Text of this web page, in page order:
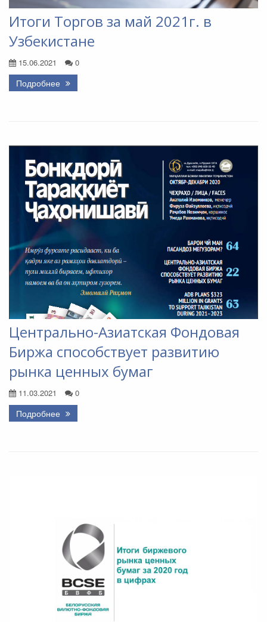
Итоги Торгов за май 2021г. в
Узбекистане
15.06.2021 0
Подробнее
Центрально-Азиатская Фондовая
Биржа способствует развитию
рынка ценных бумаг
11.03.2021 0
Подробнее